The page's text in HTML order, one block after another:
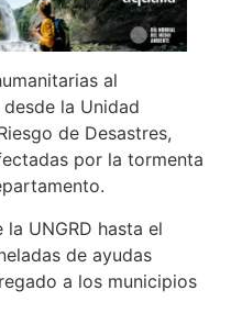
al
la Unidad
de Desastres,
por la tormenta
UNGRD hasta el
de ayudas
a los municipios